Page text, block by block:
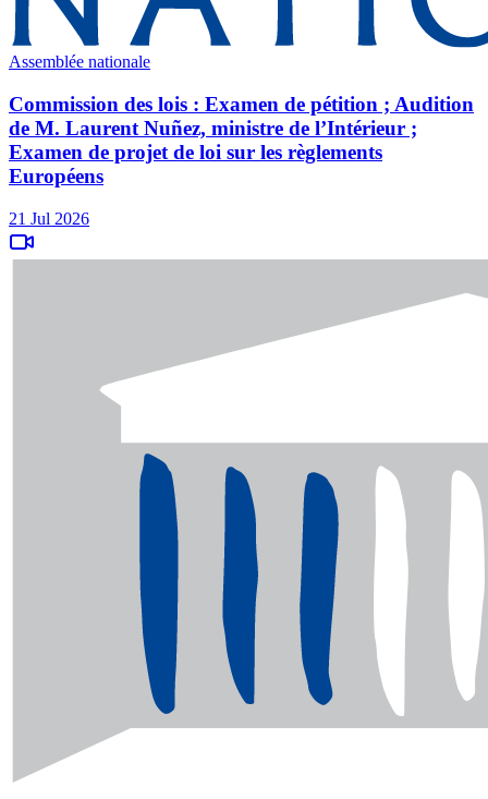
Assemblée nationale
Commission des lois : Examen de pétition ; Audition
de M. Laurent Nuñez, ministre de l’Intérieur ;
Examen de projet de loi sur les règlements
Européens
21 Jul 2026